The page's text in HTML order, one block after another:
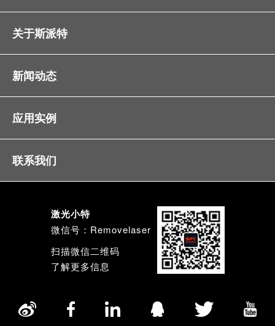
关于斯派特
新闻动态
应用实例
联系我们
激光小特
微信号：Removelaser
扫描微信二维码
了解更多信息